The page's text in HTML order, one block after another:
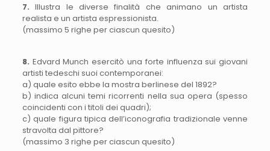
7. Illustra le diverse finalità che animano un artista
realista e un artista espressionista.
(massimo 5 righe per ciascun quesito)
8. Edvard Munch esercitò una forte influenza sui giovani
artisti tedeschi suoi contemporanei:
a) quale esito ebbe la mostra berlinese del 1892?
b) indica alcuni temi ricorrenti nella sua opera (spesso
coincidenti con i titoli dei quadri);
c) quale figura tipica dell’iconografia tradizionale venne
stravolta dal pittore?
(massimo 3 righe per ciascun quesito)